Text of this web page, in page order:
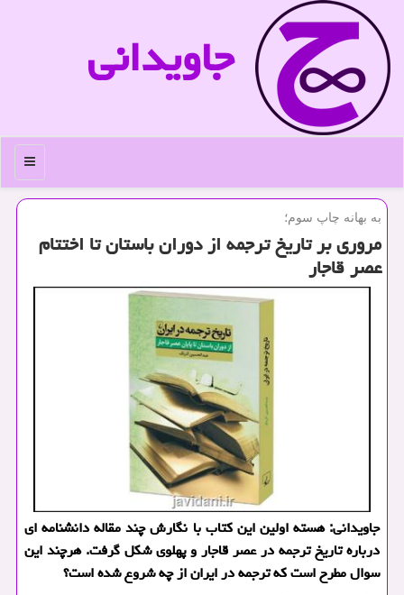
جاویدانی
منو
به بهانه چاپ سوم؛
مروری بر تاریخ ترجمه از دوران باستان تا اختتام
عصر قاجار
جاویدانی: هسته اولین این کتاب با نگارش چند مقاله دانشنامه ای
درباره تاریخ ترجمه در عصر قاجار و پهلوی شکل گرفت. هرچند این
سوال مطرح است که ترجمه در ایران از چه شروع شده است؟